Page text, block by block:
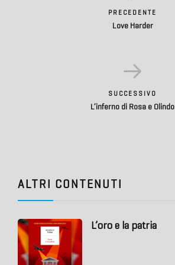
PRECEDENTE
Love Harder
SUCCESSIVO
L’inferno di Rosa e Olindo
ALTRI CONTENUTI
L’oro e la patria